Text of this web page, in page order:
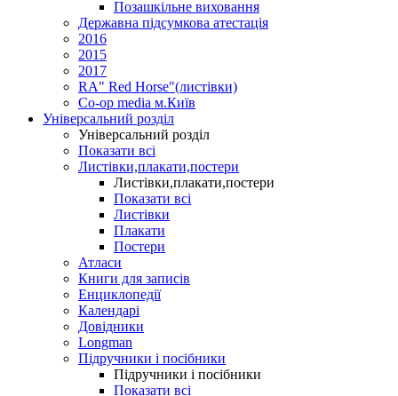
Позашкільне виховання
Державна підсумкова атестація
2016
2015
2017
RA" Red Horse"(листівки)
Co-op media м.Київ
Універсальний розділ
Універсальний розділ
Показати всі
Листівки,плакати,постери
Листівки,плакати,постери
Показати всі
Листівки
Плакати
Постери
Атласи
Книги для записів
Енциклопедії
Календарі
Довідники
Longman
Підручники і посібники
Підручники і посібники
Показати всі